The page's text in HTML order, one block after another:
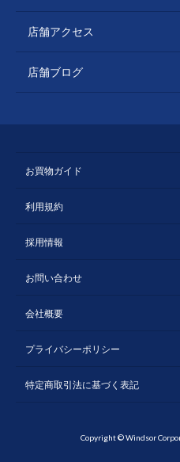
店舗アクセス
店舗ブログ
お買物ガイド
利用規約
採用情報
お問い合わせ
会社概要
プライバシーポリシー
特定商取引法に基づく表記
Copyright © Windsor